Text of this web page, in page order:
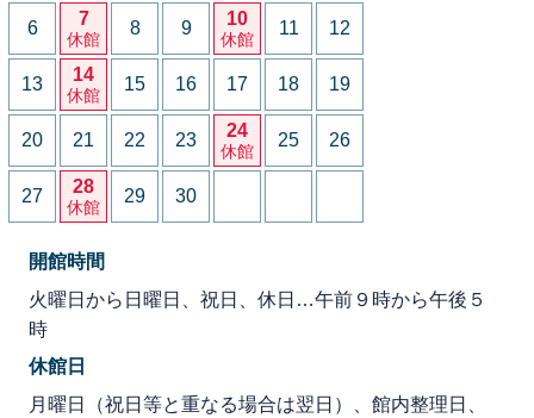
6 7
休館
8 9 10
休館
11 12
13 14
休館
15 16 17 18 19
20 21 22 23 24
休館
25 26
27 28
休館
29 30
開館時間
火曜日から日曜日、祝日、休日…午前９時から午後５
時
休館日
月曜日（祝日等と重なる場合は翌日）、館内整理日、